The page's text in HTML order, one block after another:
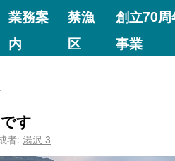
業務案
内
禁漁
区
創立70
事業
す
者: 湯沢 3